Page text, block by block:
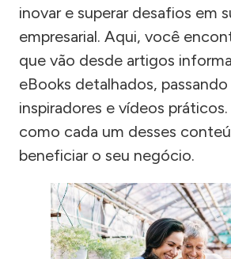
inovar e superar desafios em
empresarial. Aqui, você
que vão desde artigos
eBooks detalhados,
inspiradores e vídeos
como cada um desses
beneficiar o seu negócio.